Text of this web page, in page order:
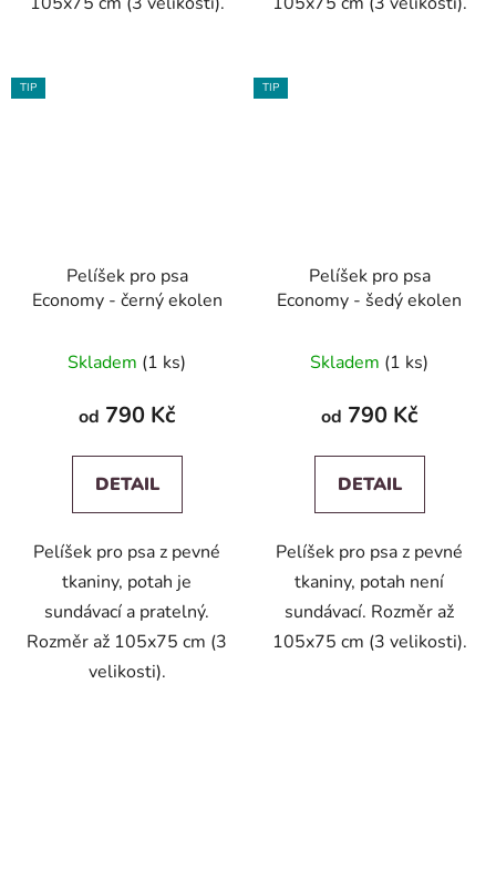
TIP
Pelíšek pro psa
Economy - černý ekolen
Skladem (1 ks)
od 790 Kč
DETAIL
Pelíšek pro psa z pevné
tkaniny, potah je
sundávací a pratelný.
Rozměr až 105x75 cm (3
velikosti).
TIP
Pelíšek pro psa
Economy - šedý ekolen
Skladem (1 ks)
od 790 Kč
DETAIL
Pelíšek pro psa z pevné
tkaniny, potah není
sundávací. Rozměr až
105x75 cm (3 velikosti).